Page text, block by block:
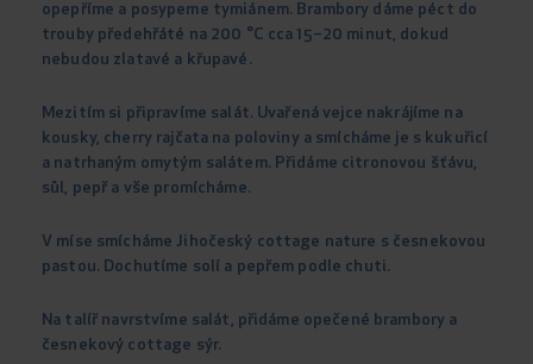
opepříme a posypeme tymiánem. Brambory dáme péct do
trouby předehřáté na 200 °C cca 15–20 minut, dokud
nebudou zlatavé a křupavé.
Mezitím si připravíme salát. Uvařená vejce nakrájíme na
kousky, cherry rajčata na poloviny a smícháme je s kukuřicí
a natrhaným omytým salátem. Přidáme citronovou šťávu,
sůl, pepř a vše promícháme.
V míse smícháme Jihočeský cottage nature s česnekovou
pastou. Dochutíme solí a pepřem podle chuti.
Na talíř navrstvíme salát, přidáme opečené brambory a
česnekový cottage sýr.